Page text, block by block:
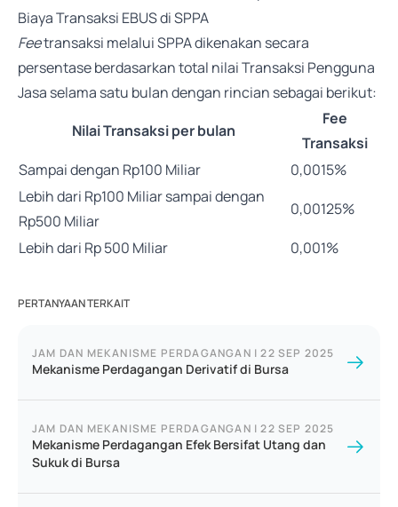
Biaya Transaksi EBUS di SPPA
Feetransaksi melalui SPPA dikenakan secara
persentase berdasarkan total nilai Transaksi Pengguna
Jasa selama satu bulan dengan rincian sebagai berikut:
Nilai Transaksi per bulan
Fee
Transaksi
Sampai dengan Rp100 Miliar
0,0015%
Lebih dari Rp100 Miliar sampai dengan
Rp500 Miliar
0,00125%
Lebih dari Rp 500 Miliar
0,001%
PERTANYAAN TERKAIT
JAM DAN MEKANISME PERDAGANGAN | 22 SEP 2025
Mekanisme Perdagangan Derivatif di Bursa
JAM DAN MEKANISME PERDAGANGAN | 22 SEP 2025
Mekanisme Perdagangan Efek Bersifat Utang dan
Sukuk di Bursa